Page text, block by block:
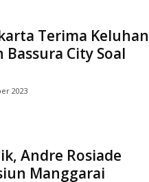
Terima Keluhan
City Soal
2023
Andre Rosiade
Manggarai